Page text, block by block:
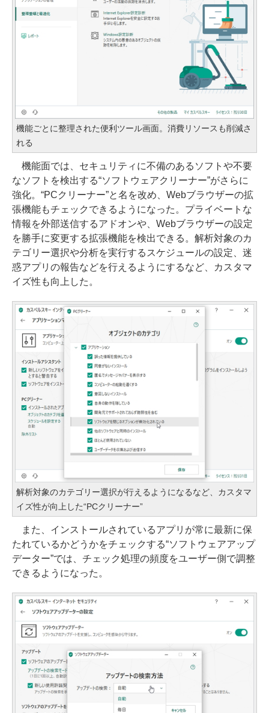
機能ごとに整理された便利ツール画面。消費リソースも削減さ
れる
機能面では、セキュリティに不備のあるソフトや不要
なソフトを検出する“ソフトウェアクリーナー”がさらに
強化。“PCクリーナー”と名を改め、Webブラウザーの拡
張機能もチェックできるようになった。プライベートな
情報を外部送信するアドオンや、Webブラウザーの設定
を勝手に変更する拡張機能を検出できる。解析対象のカ
テゴリー選択や分析を実行するスケジュールの設定、迷
惑アプリの報告などを行えるようにするなど、カスタマ
イズ性も向上した。
解析対象のカテゴリー選択が行えるようになるなど、カスタマ
イズ性が向上した“PCクリーナー”
また、インストールされているアプリが常に最新に保
たれているかどうかをチェックする“ソフトウェアアップ
データー”では、チェック処理の頻度をユーザー側で調整
できるようになった。